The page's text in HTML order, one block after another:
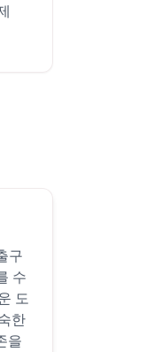
구
수
도
한
을